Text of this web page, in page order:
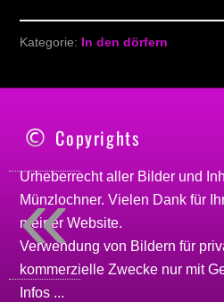
Kategorie: In den dörfern
Copyrights
Urheberrecht aller Bilder und
Münzlochner. Vielen Dank für
meinerWebsite.
Verwendung von Bildern für
kommerzielle Zwecke nur mit
Infos ...
«